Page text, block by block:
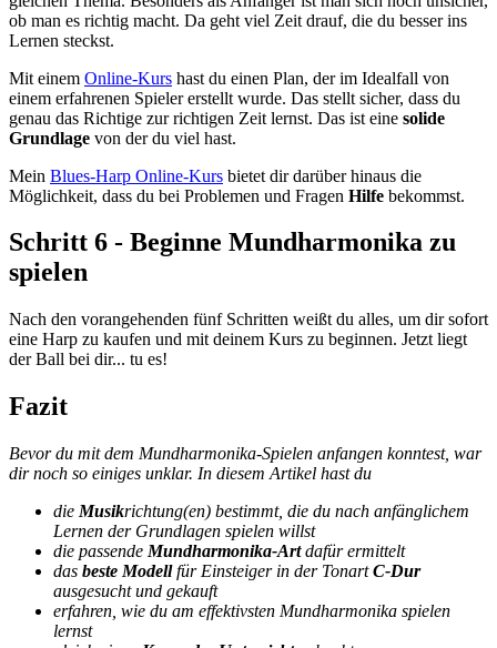
ob man es richtig macht. Da geht viel Zeit drauf, die du besser ins
Lernen steckst.
Mit einem Online-Kurs hast du einen Plan, der im Idealfall von
einem erfahrenen Spieler erstellt wurde. Das stellt sicher, dass du
genau das Richtige zur richtigen Zeit lernst. Das ist eine solide
Grundlage von der du viel hast.
Mein Blues-Harp Online-Kurs bietet dir darüber hinaus die
Möglichkeit, dass du bei Problemen und Fragen Hilfe bekommst.
Schritt 6 - Beginne Mundharmonika zu
spielen
Nach den vorangehenden fünf Schritten weißt du alles, um dir sofort
eine Harp zu kaufen und mit deinem Kurs zu beginnen. Jetzt liegt
der Ball bei dir... tu es!
Fazit
Bevor du mit dem Mundharmonika-Spielen anfangen konntest, war
dir noch so einiges unklar. In diesem Artikel hast du
die Musikrichtung(en) bestimmt, die du nach anfänglichem
Lernen der Grundlagen spielen willst
die passende Mundharmonika-Artdafür ermittelt
das beste Modellfür Einsteiger in der TonartC-Dur
ausgesucht und gekauft
erfahren, wie du am effektivsten Mundharmonika spielen
lernst